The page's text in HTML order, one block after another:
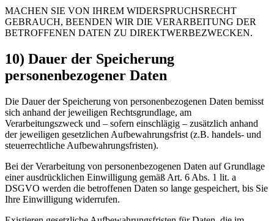
MACHEN SIE VON IHREM WIDERSPRUCHSRECHT
GEBRAUCH, BEENDEN WIR DIE VERARBEITUNG DER
BETROFFENEN DATEN ZU DIREKTWERBEZWECKEN.
10) Dauer der Speicherung
personenbezogener Daten
Die Dauer der Speicherung von personenbezogenen Daten bemisst
sich anhand der jeweiligen Rechtsgrundlage, am
Verarbeitungszweck und – sofern einschlägig – zusätzlich anhand
der jeweiligen gesetzlichen Aufbewahrungsfrist (z.B. handels- und
steuerrechtliche Aufbewahrungsfristen).
Bei der Verarbeitung von personenbezogenen Daten auf Grundlage
einer ausdrücklichen Einwilligung gemäß Art. 6 Abs. 1 lit. a
DSGVO werden die betroffenen Daten so lange gespeichert, bis Sie
Ihre Einwilligung widerrufen.